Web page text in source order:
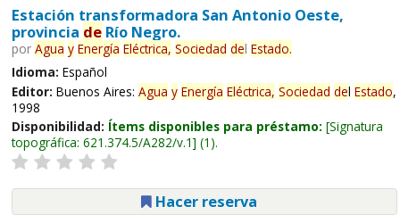
Estación transformadora San Antonio Oeste,
provincia deRío Negro.
por Agua y Energía Eléctrica, Sociedad del Estado.
Idioma: Español
Editor: Buenos Aires: Agua y Energía Eléctrica, Sociedad del Estado,
1998
Disponibilidad: Ítems disponibles para préstamo: Signatura
topográfica: 621.374.5/A282/v.1 (1).
Hacer reserva